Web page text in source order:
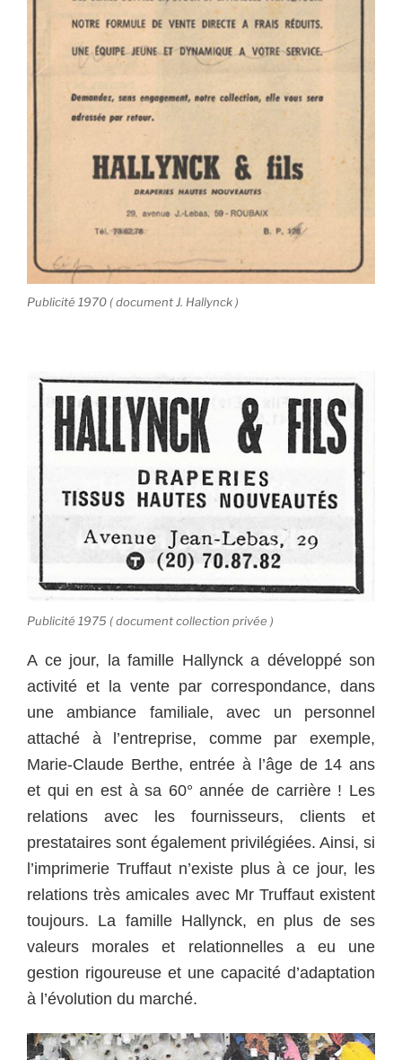
Publicité 1970 ( document J. Hallynck )
Publicité 1975 ( document collection privée )
A ce jour, la famille Hallynck a développé son
activité et la vente par correspondance, dans
une ambiance familiale, avec un personnel
attaché à l’entreprise, comme par exemple,
Marie-Claude Berthe, entrée à l’âge de 14 ans
et qui en est à sa 60° année de carrière ! Les
relations avec les fournisseurs, clients et
prestataires sont également privilégiées. Ainsi, si
l’imprimerie Truffaut n’existe plus à ce jour, les
relations très amicales avec Mr Truffaut existent
toujours. La famille Hallynck, en plus de ses
valeurs morales et relationnelles a eu une
gestion rigoureuse et une capacité d’adaptation
à l’évolution du marché.